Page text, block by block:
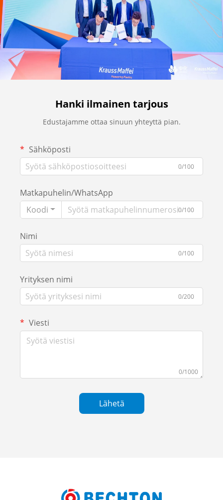
Hanki ilmainen tarjous
Edustajamme ottaa sinuun yhteyttä pian.
Sähköposti
0/100
Matkapuhelin/WhatsApp
Koodi
0/100
Nimi
0/100
Yrityksen nimi
0/200
Viesti
0/1000
Lähetä